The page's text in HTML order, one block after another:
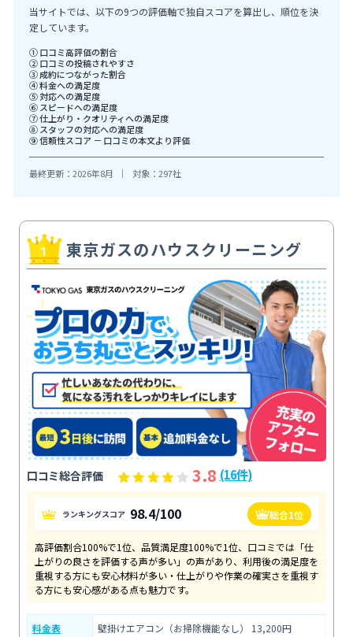
当サイトでは、以下の9つの評価軸で独自スコアを算出し、順位を決
定しています。
① 口コミ高評価の割合
② 口コミの投稿されやすさ
③ 成約につながった割合
④ 料金への満足度
⑤ 対応への満足度
⑥ スピードへの満足度
⑦ 仕上がり・クオリティへの満足度
⑧ スタッフの対応への満足度
⑨ 信頼性スコア － 口コミの本文より評価
最終更新：2026年8月 ｜ 対象：297社
東京ガスのハウスクリーニング
口コミ総合評価 3.8 (16件)
ランキングスコア 98.4/100 総合1位
高評価割合100%で1位、品質満足度100%で1位、口コミでは「仕
上がりの良さを評価する声が多い」の声があり、利用後の満足度を
重視する方にも安心材料が多い・仕上がりや作業の確実さを重視す
る方にも安心感がある点も魅力です。
料金表
壁掛けエアコン（お掃除機能なし） 13,200円